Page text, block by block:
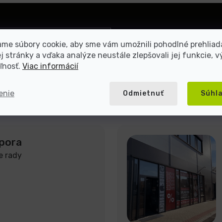
súbory cookie, aby sme vám umožnili pohodlné
stránky a vďaka analýze neustále zlepšovali jej funkcie,
Viac informácií
Odmietnuť
ochrany osobných
sa
rady